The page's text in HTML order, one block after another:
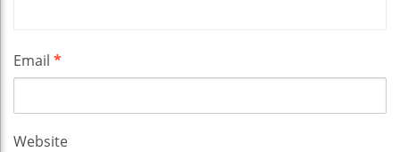
Email *
Website